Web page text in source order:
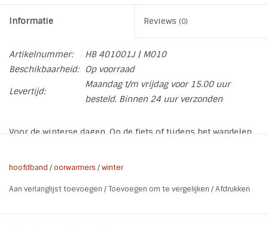
Informatie Reviews (0)
Artikelnummer:
HB 401001J | M010
Beschikbaarheid:
Op voorraad
Levertijd:
Maandag t/m vrijdag voor 15.00 uur
besteld. Binnen 24 uur verzonden
Voor de winterse dagen. Op de fiets of tijdens het wandelen
hoofdband | oorwarmers met knoop.
hoofdband / oorwarmers /winter
Aan verlanglijst toevoegen /Toevoegen om te vergelijken /Afdrukken